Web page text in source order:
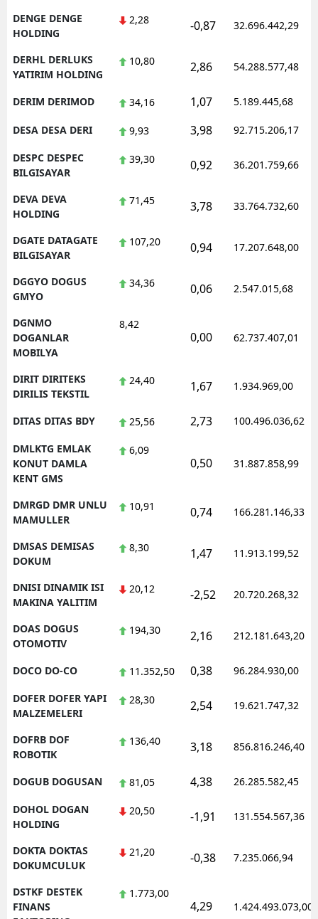
DENGE DENGE
HOLDING
2,28 -0,87 32.696.442,29
DERHL DERLUKS
YATIRIM HOLDING
10,80 2,86 54.288.577,48
DERIM DERIMOD 34,16 1,07 5.189.445,68
DESA DESA DERI 9,93 3,98 92.715.206,17
DESPC DESPEC
BILGISAYAR
39,30 0,92 36.201.759,66
DEVA DEVA
HOLDING
71,45 3,78 33.764.732,60
DGATE DATAGATE
BILGISAYAR
107,20 0,94 17.207.648,00
DGGYO DOGUS
GMYO
34,36 0,06 2.547.015,68
DGNMO
DOGANLAR
MOBILYA
8,42
0,00 62.737.407,01
DIRIT DIRITEKS
DIRILIS TEKSTIL
24,40 1,67 1.934.969,00
DITAS DITAS BDY 25,56 2,73 100.496.036,62
DMLKTG EMLAK
KONUT DAMLA
KENT GMS
6,09
0,50 31.887.858,99
DMRGD DMR UNLU
MAMULLER
10,91 0,74 166.281.146,33
DMSAS DEMISAS
DOKUM
8,30 1,47 11.913.199,52
DNISI DINAMIK ISI
MAKINA YALITIM
20,12 -2,52 20.720.268,32
DOAS DOGUS
OTOMOTIV
194,30 2,16 212.181.643,20
DOCO DO-CO 11.352,50 0,38 96.284.930,00
DOFER DOFER YAPI
MALZEMELERI
28,30 2,54 19.621.747,32
DOFRB DOF
ROBOTIK
136,40 3,18 856.816.246,40
DOGUB DOGUSAN 81,05 4,38 26.285.582,45
DOHOL DOGAN
HOLDING
20,50 -1,91 131.554.567,36
DOKTA DOKTAS
DOKUMCULUK
21,20 -0,38 7.235.066,94
DSTKF DESTEK
FINANS
1.773,00
4,29 1.424.493.073,00